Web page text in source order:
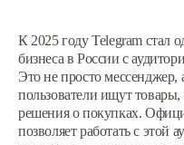
К 2025 году Telegram стал
бизнеса в России с
Это не просто мессенджер,
пользователи ищут
решения о покупках.
позволяет работать с этой